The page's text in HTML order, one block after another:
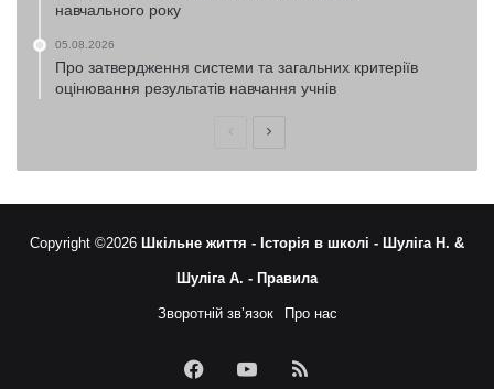
навчального року
05.08.2026
Про затвердження системи та загальних критеріїв
оцінювання результатів навчання учнів
ПопередняНаступна
Copyright ©2026 Шкільне життя - Історія в школі - Шуліга Н. &
Шуліга А. - Правила
Зворотній зв’язок Про нас
FacebookYouTubeRSS